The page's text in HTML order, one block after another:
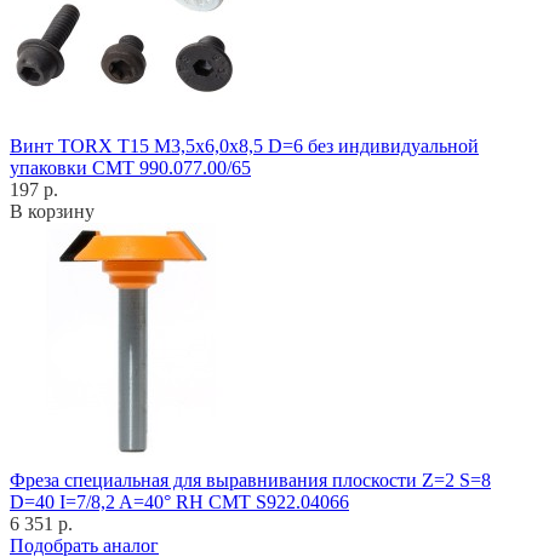
Винт TORX T15 M3,5x6,0x8,5 D=6 без индивидуальной
упаковки CMT 990.077.00/65
197 р.
В корзину
Фреза специальная для выравнивания плоскости Z=2 S=8
D=40 I=7/8,2 A=40° RH CMT S922.04066
6 351 р.
Подобрать аналог